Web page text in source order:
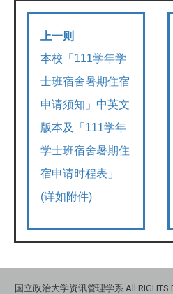
上一则
本校「111学年学
士班宿舍暑期住宿
申请须知」中英文
版本及「111学年
学士班宿舍暑期住
宿申请时程表」
(详如附件)
国立政治大学资讯管理学系 All RIGHTS